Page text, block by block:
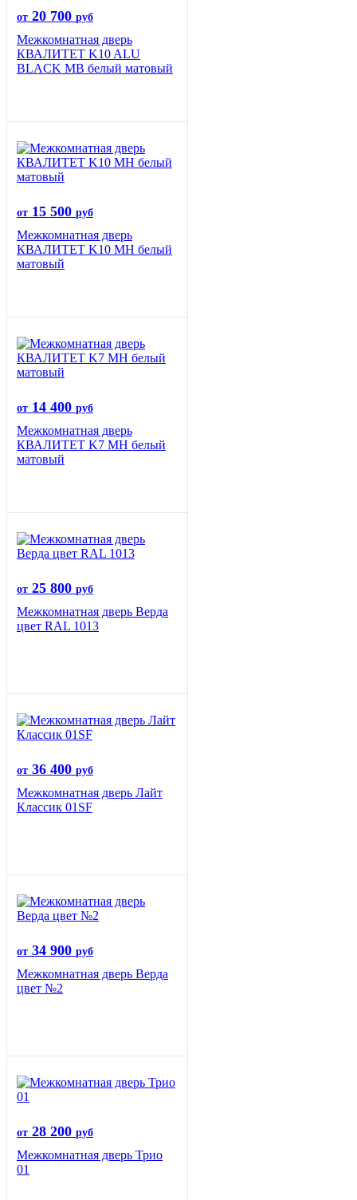
от 20 700 руб
Межкомнатная дверь
КВАЛИТЕТ K10 ALU
BLACK MB белый матовый
от 15 500 руб
Межкомнатная дверь
КВАЛИТЕТ K10 MH белый
матовый
от 14 400 руб
Межкомнатная дверь
КВАЛИТЕТ K7 MH белый
матовый
от 25 800 руб
Межкомнатная дверь Верда
цвет RAL 1013
от 36 400 руб
Межкомнатная дверь Лайт
Классик 01SF
от 34 900 руб
Межкомнатная дверь Верда
цвет №2
от 28 200 руб
Межкомнатная дверь Трио
01